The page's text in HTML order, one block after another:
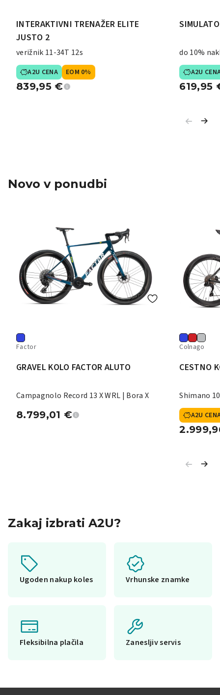
INTERAKTIVNI TRENAŽER ELITE
JUSTO 2
verižnik 11-34T 12s
A2U CENA EOM 0%
839,95 €
do 10%
A2U
619,95
Novo v ponudbi
Factor
GRAVEL KOLO FACTOR ALUTO
Campagnolo Record 13 X WRL | Bora X
8.799,01 €
Colnago
CESTNO
Shimano
A2U
Zakaj izbrati A2U?
Ugoden nakup koles Vrhunske znamke
Fleksibilna plačila Zanesljiv servis